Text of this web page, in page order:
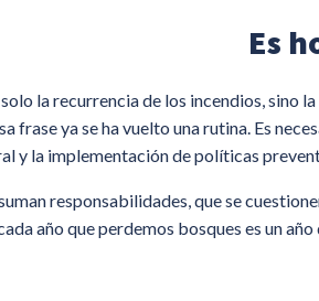
Es
la recurrencia de los incendios, sino
frase ya se ha vuelto una rutina. Es
y la implementación de políticas
responsabilidades, que se
año que perdemos bosques es un